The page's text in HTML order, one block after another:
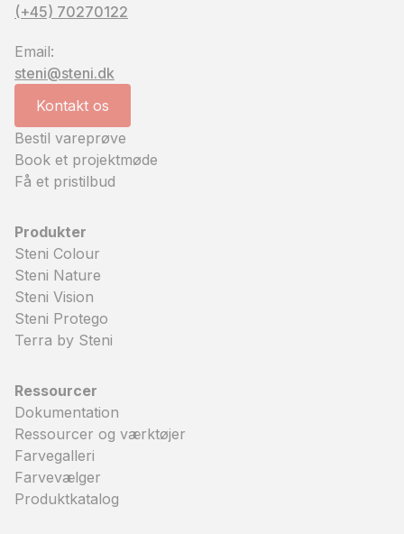
(+45) 70270122
Email:
steni@steni.dk
Kontakt os
Bestil vareprøve
Book et projektmøde
Få et pristilbud
Produkter
Steni Colour
Steni Nature
Steni Vision
Steni Protego
Terra by Steni
Ressourcer
Dokumentation
Ressourcer og værktøjer
Farvegalleri
Farvevælger
Produktkatalog